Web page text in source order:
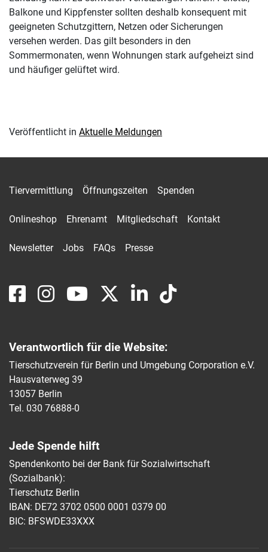
Balkone und Kippfenster sollten deshalb konsequent mit
geeigneten Schutzgittern, Netzen oder Sicherungen
versehen werden. Das gilt besonders in den
Sommermonaten, wenn Wohnungen stark aufgeheizt sind
und häufiger gelüftet wird.
Veröffentlicht in Aktuelle Meldungen
Tiervermittlung Öffnungszeiten Spenden
Onlineshop Ehrenamt Mitgliedschaft Kontakt
Newsletter Jobs FAQs Presse
Verantwortlich für die Website:
Tierschutzverein für Berlin und Umgebung Corporation e.V.
Hausvaterweg 39
13057 Berlin
Tel. 030 76888-0
Jede Spende hilft
Spendenkonto bei der Bank für Sozialwirtschaft
(Sozialbank):
Tierschutz Berlin
IBAN: DE72 3702 0500 0001 0379 00
BIC: BFSWDE33XXX